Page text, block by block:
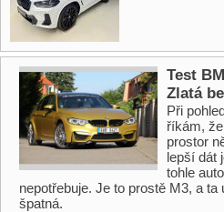
Test
Zlatá
Při
říkám,
prostor
lepší dát
tohle
nepotřebuje. Je to prostě M3, a
špatná.